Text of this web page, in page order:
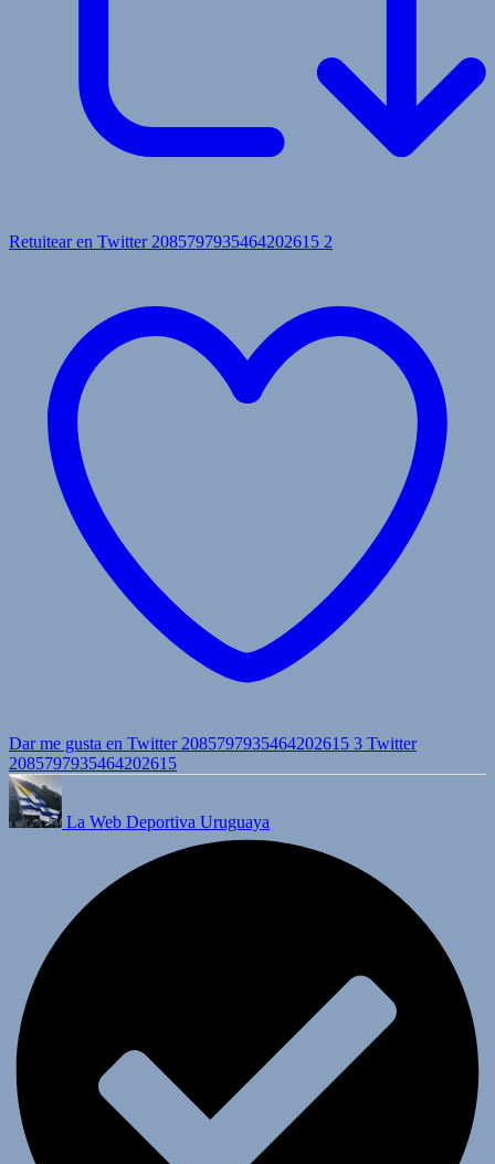
Retuitear en Twitter 2085797935464202615 2
Dar me gusta en Twitter 2085797935464202615 3 Twitter
2085797935464202615
La Web Deportiva Uruguaya